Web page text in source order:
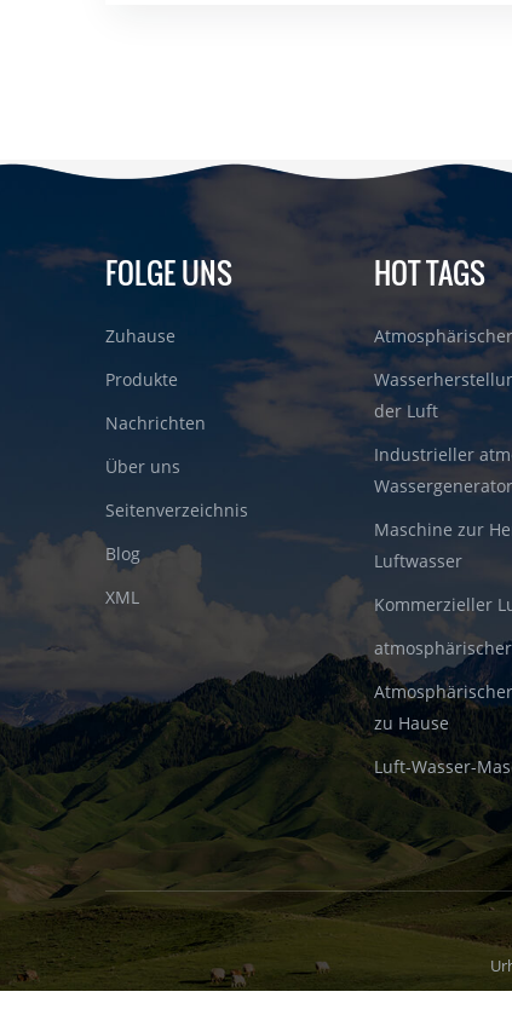
FOLGE UNS
Zuhause
Produkte
Nachrichten
Über uns
Seitenverzeichnis
Blog
XML
HOT TAGS
der Luft
Industrieller
Wassergenerator
Maschine zur
Luftwasser
Kommerzieller
zu Hause
Luft-Wasser-